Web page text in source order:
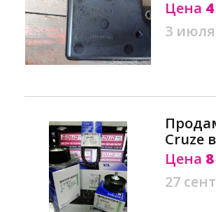
Цена
3 июля
Cruze
Цена
27